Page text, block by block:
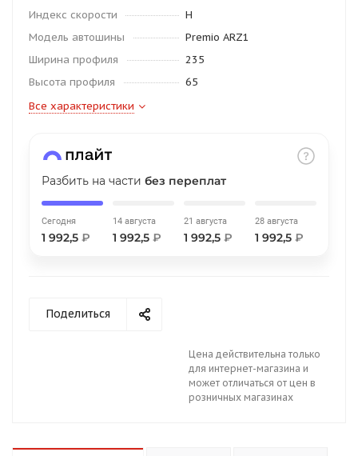
Индекс скорости
H
Модель автошины
Premio ARZ1
Ширина профиля
235
Высота профиля
65
Все характеристики
Разбить на части без переплат
Сегодня
1 992,5 ₽
14 августа
1 992,5 ₽
21 августа
1 992,5 ₽
28 августа
1 992,5 ₽
Поделиться
Цена действительна только
для интернет-магазина и
может отличаться от цен в
розничных магазинах
Остались вопросы?
8 800 302-02-51
plait.ru